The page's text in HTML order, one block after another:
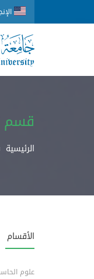
قسم
الرئيسية
الأقسام
علوم